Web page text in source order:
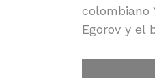
colombiano
Egorov y el